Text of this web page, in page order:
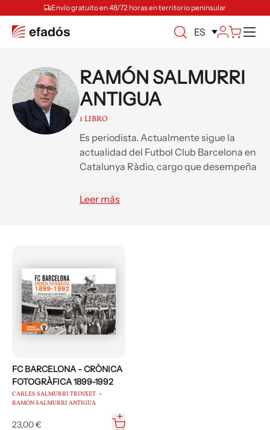
Envío gratuito en 48/72 horas en territorio peninsular
ES
RAMÓN SALMURRI
ANTIGUA
1 LIBRO
Es periodista. Actualmente sigue la
actualidad del Futbol Club Barcelona en
Catalunya Ràdio, cargo que desempeña
Leer más
FC BARCELONA - CRÒNICA
FOTOGRÀFICA 1899-1992
CARLES SALMURRI TRINXET
RAMÓN SALMURRI ANTIGUA
23,00 €